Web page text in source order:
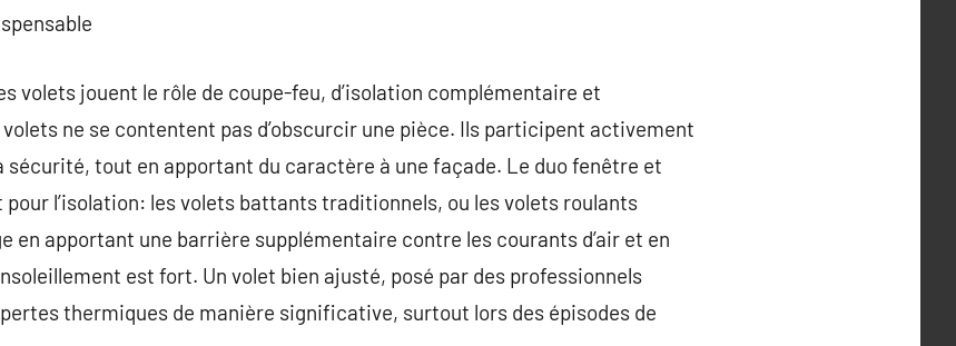
volets jouent le rôle de coupe-feu, d’isolation complémentaire et
volets ne se contentent pas d’obscurcir une pièce. Ils participent activement
sécurité, tout en apportant du caractère à une façade. Le duo fenêtre et
l’isolation: les volets battants traditionnels, ou les volets roulants
en apportant une barrière supplémentaire contre les courants d’air et en
est fort. Un volet bien ajusté, posé par des professionnels
thermiques de manière significative, surtout lors des épisodes de